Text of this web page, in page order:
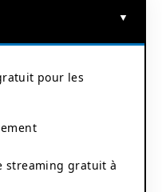
pour les
streaming gratuit à